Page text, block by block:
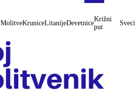
MolitveKruniceLitanijeDevetnice
Križni
put
Sveci